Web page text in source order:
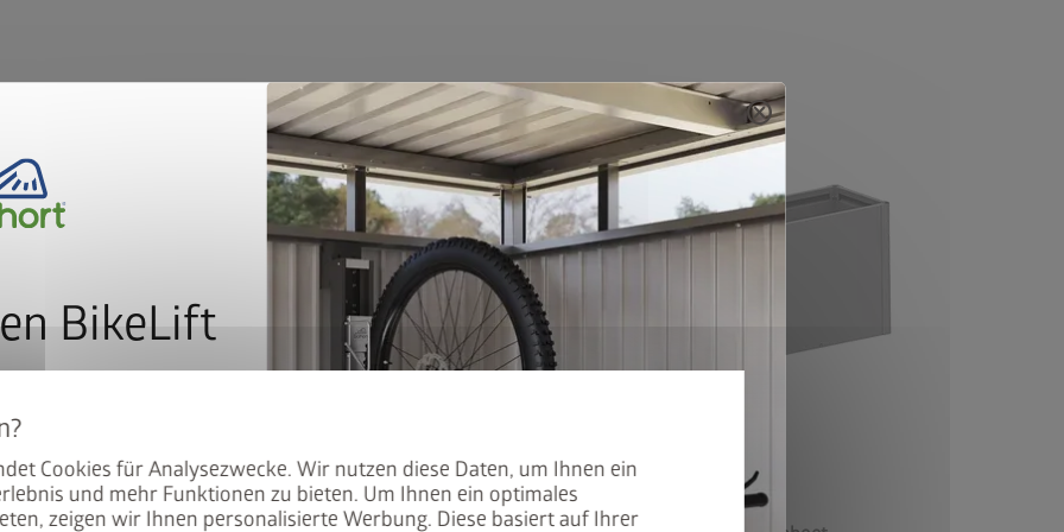
Cookies für Analysezwecke. Wir nutzen diese Daten, um Ihnen ein
und mehr Funktionen zu bieten. Um Ihnen ein optimales
zeigen wir Ihnen personalisierte Werbung. Diese basiert auf Ihrer
Version 2
®
Version 3
cancel
BikeLift
dem Preis: Der BikeLift
Biohort Gerätehauses